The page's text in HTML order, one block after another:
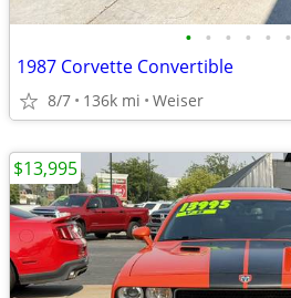
• • • • • •
1987 Corvette Convertible
8/7 136k mi Weiser
$13,995